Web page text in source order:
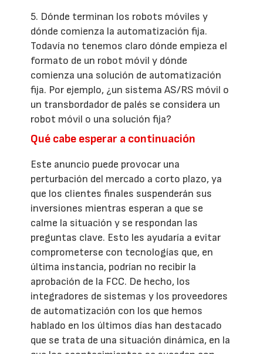
5. Dónde terminan los robots móviles y
dónde comienza la automatización fija.
Todavía no tenemos claro dónde empieza el
formato de un robot móvil y dónde
comienza una solución de automatización
fija. Por ejemplo, ¿un sistema AS/RS móvil o
un transbordador de palés se considera un
robot móvil o una solución fija?
Qué cabe esperar a continuación
Este anuncio puede provocar una
perturbación del mercado a corto plazo, ya
que los clientes finales suspenderán sus
inversiones mientras esperan a que se
calme la situación y se respondan las
preguntas clave. Esto les ayudaría a evitar
comprometerse con tecnologías que, en
última instancia, podrían no recibir la
aprobación de la FCC. De hecho, los
integradores de sistemas y los proveedores
de automatización con los que hemos
hablado en los últimos días han destacado
que se trata de una situación dinámica, en la